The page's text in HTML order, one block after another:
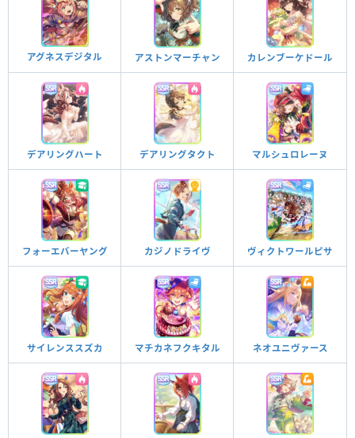
アグネスデジタル アストンマーチャン カレンブーケドール
デアリングハート デアリングタクト マルシュロレーヌ
フォーエバーヤング カジノドライヴ ヴィクトワールピサ
サイレンススズカ マチカネフクキタル ネオユニヴァース